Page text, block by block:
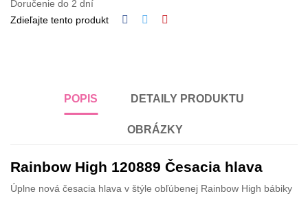
Doručenie do 2 dní
Zdieľajte tento produkt
POPIS DETAILY PRODUKTU
OBRÁZKY
Rainbow High 120889 Česacia hlava
Úplne nová česacia hlava v štýle obľúbenej Rainbow High bábiky